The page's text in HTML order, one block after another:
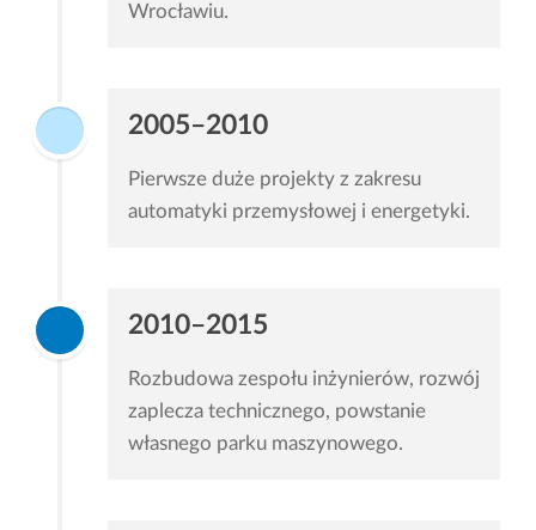
Wrocławiu.
2005–2010
Pierwsze duże projekty z zakresu
automatyki przemysłowej i energetyki.
2010–2015
Rozbudowa zespołu inżynierów, rozwój
zaplecza technicznego, powstanie
własnego parku maszynowego.